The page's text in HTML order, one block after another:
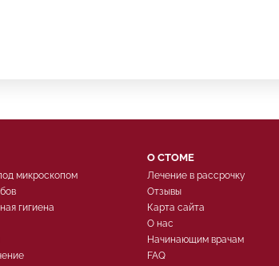
микроскопом
гигиена
О СТОМЕ
Лечение в рассрочку
Отзывы
Карта сайта
О нас
Начинающим врачам
FAQ